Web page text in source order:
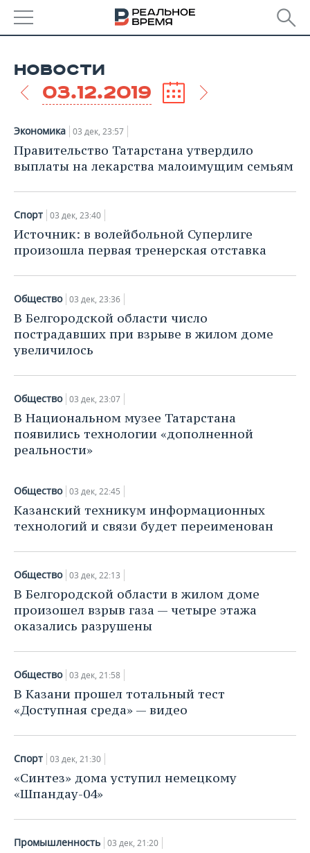
УДМУРТИЯ
НОВОСТИ
НОВОСТИ АНАЛИТИКИ
ДЕКЛАРАЦИИ О ДОХОДАХ
КОРОЛИ ГОСЗАКАЗА ПФО
ВУЗЫ ТАТАРСТАНА
КОМУ ПРИНАДЛЕЖАТ
ТАТАРСТАНА
ЭКОНОМИКА
НОВОСТИ ЭКОНОМИКИ
ФИНАНСЫ
БАНКИ
БЮДЖЕТ
ИНВЕСТИЦИИ
НОВОСТИ
ПРОМЫШЛЕННОСТИ
АГРОПРОМ
НЕФТЕХИМИЯ
НЕФТЬ
ОПК
ЭНЕРГЕТИКА
НЕДВИЖИМОСТЬ
НОВОСТИ НЕДВИЖИМОСТИ
АВТО
НОВОСТИ АВТО
БИЗНЕС
НОВОСТИ БИЗНЕСА
РОЗНИЧНАЯ ТОРГОВЛЯ
УСЛУГИ
ТЕХНОЛОГИИ
НОВОСТИ ТЕХНОЛОГИЙ
МЕДИА
ТЕЛЕКОММУНИКАЦИИ
МЕРОПРИЯТИЯ
ВЫЕЗДНАЯ РЕДАКЦИЯ
БИЗНЕС-БРАНЧИ
ОТКРЫТАЯ ЛЕКЦИЯ
НОВОСТИ СПОРТА
ФУТБОЛ
БАСКЕТБОЛ
ВОЛЕЙБОЛ
ФИГУРНОЕ КАТАНИЕ
ВОДНЫЕ ВИДЫ СПОРТА
ХОККЕЙ С МЯЧОМ
ОБЩЕСТВО
НОВОСТИ ОБЩЕСТВА
ИНФРАСТРУКТУРА
ИСТОРИЯ
МЕДИЦИНА
ОБРАЗОВАНИЕ
ПРОИСШЕСТВИЯ
ФОТОГАЛЕРЕЯ
СПРАВОЧНИК
СПИСОК ПЕРСОН
ПОЛНАЯ ВЕРСИЯ
НОВОСТИ
03.12.2019
Экономика 03 дек, 23:57
Правительство Татарстана утвердило
выплаты на лекарства малоимущим семьям
Спорт 03 дек, 23:40
Источник: в волейбольной Суперлиге
произошла первая тренерская отставка
Общество 03 дек, 23:36
В Белгородской области число
пострадавших при взрыве в жилом доме
увеличилось
Общество 03 дек, 23:07
В Национальном музее Татарстана
появились технологии «дополненной
реальности»
Общество 03 дек, 22:45
Казанский техникум информационных
технологий и связи будет переименован
Общество 03 дек, 22:13
В Белгородской области в жилом доме
произошел взрыв газа — четыре этажа
оказались разрушены
Общество 03 дек, 21:58
В Казани прошел тотальный тест
«Доступная среда» — видео
Спорт 03 дек, 21:30
«Синтез» дома уступил немецкому
«Шпандау-04»
Промышленность 03 дек, 21:20